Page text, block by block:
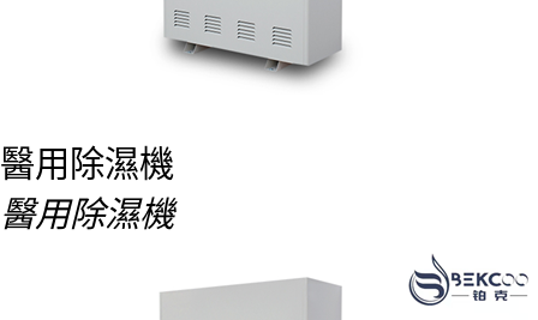
醫用除濕機
醫用除濕機